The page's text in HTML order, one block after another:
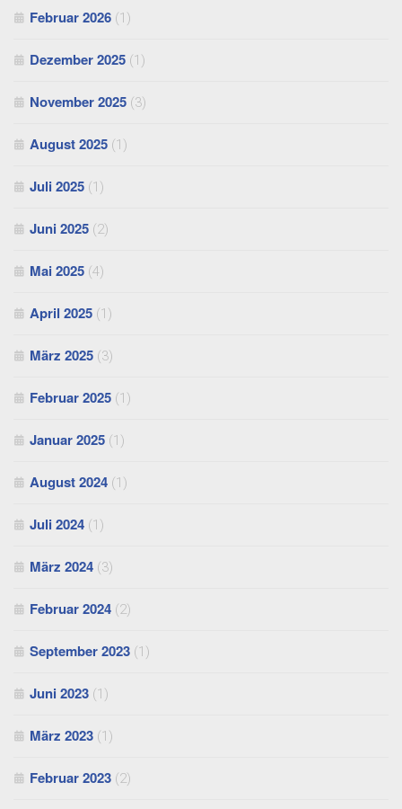
Februar 2026 (1)
Dezember 2025 (1)
November 2025 (3)
August 2025 (1)
Juli 2025 (1)
Juni 2025 (2)
Mai 2025 (4)
April 2025 (1)
März 2025 (3)
Februar 2025 (1)
Januar 2025 (1)
August 2024 (1)
Juli 2024 (1)
März 2024 (3)
Februar 2024 (2)
September 2023 (1)
Juni 2023 (1)
März 2023 (1)
Februar 2023 (2)